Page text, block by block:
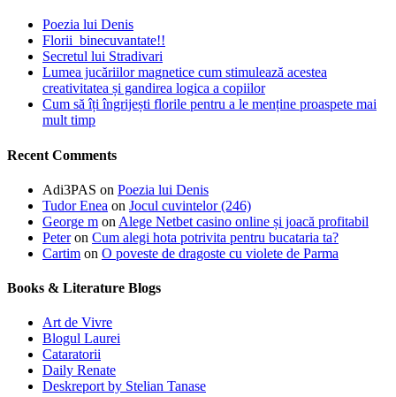
Poezia lui Denis
Florii binecuvantate!!
Secretul lui Stradivari
Lumea jucăriilor magnetice cum stimulează acestea
creativitatea și gandirea logica a copiilor
Cum să îți îngrijești florile pentru a le menține proaspete mai
mult timp
Recent Comments
Adi3PAS on Poezia lui Denis
Tudor Enea on Jocul cuvintelor (246)
George m on Alege Netbet casino online și joacă profitabil
Peteron Cum alegi hota potrivita pentru bucataria ta?
Cartim on O poveste de dragoste cu violete de Parma
Books & Literature Blogs
Art de Vivre
Blogul Laurei
Cataratorii
Daily Renate
Deskreport by Stelian Tanase